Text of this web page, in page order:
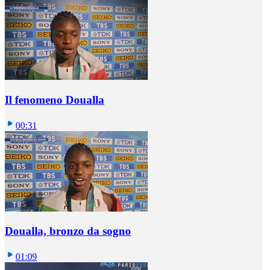
Il fenomeno Doualla
00:31
Doualla, bronzo da sogno
01:09